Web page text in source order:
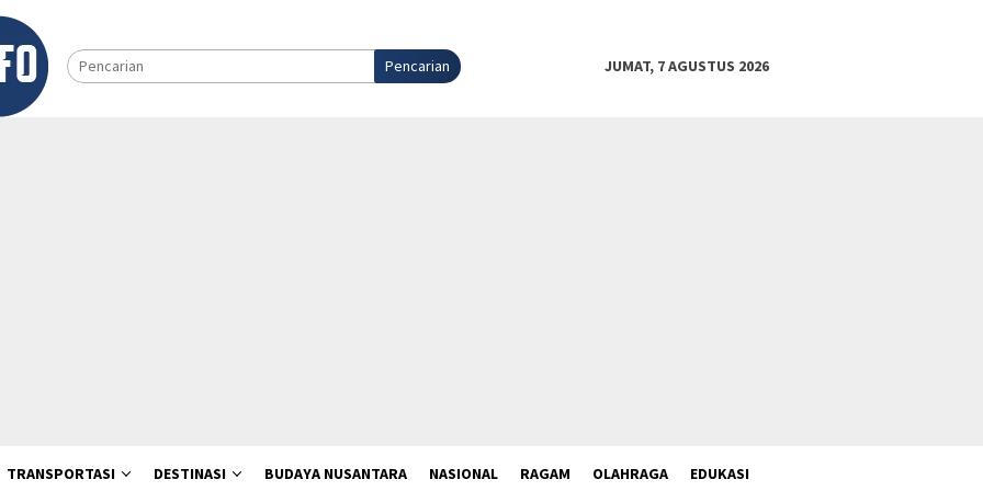
Pencarian JUMAT, 7 AGUSTUS 2026
TRANSPORTASI DESTINASI BUDAYA NUSANTARA NASIONAL RAGAM OLAHRAGA EDUKASI